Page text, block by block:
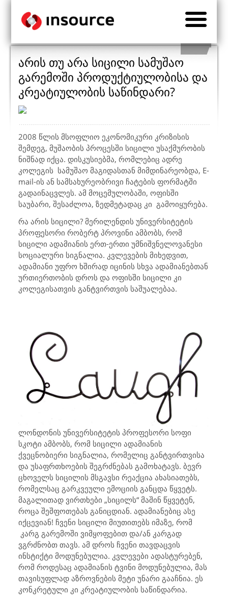
არის თუ არა სიცილი სამუშაო
გარემოში პროდუქტიულობისა და
კრეატიულობის საწინდარი?
2008 წლის მსოფლიო ეკონომიკური კრიზისის
შემდეგ, მუშაობის პროცესში სიცილი უსაქმურობის
ნიშნად იქცა. დისკუსიებმა, რომლებიც ადრე
კოლეგის სამუშაო მაგიდასთან მიმდინარეობდა, E-
mail-ის ან სამსახურეობრივი ჩატების ფორმატში
გადაინაცვლეს. ამ მოცემულობაში, ოფისში
საუბარი, შესაძლოა, ზედმეტადაც კი გამოიყურება.
რა არის სიცილი? მერილენდის უნივერსიტეტის
პროფესორი რობერტ პროვინი ამბობს, რომ
სიცილი ადამიანის ერთ-ერთი უმნიშვნელოვანესი
სოციალური სიგნალია. კვლევების მიხედვით,
ადამიანი უფრო ხშირად იცინის სხვა ადამიანებთან
ურთიერთობის დროს და ოფისში სიცილი კი
კოლეგისათვის განტვირთვის საშუალებაა.
ლონდონის უნივერსიტეტის პროფესორი სოფი
სკოტი ამბობს, რომ სიცილი ადამიანის
ქვეცნობიერი სიგნალია, რომელიც განტვირთვისა
და უსაფრთხოების შეგრძნებას გამოხატავს. ბევრ
ცხოველს სიცილის მსგავსი რეაქცია ახასიათებს,
რომელსაც გარკვეული ემოციის განცდა წყვეტს.
მაგალითად ვირთხები „სიცილს“ მაშინ წყვეტენ,
როცა შეშფოთებას განიცდიან. ადამიანებიც ასე
იქცევიან! ჩვენი სიცილი მიუთითებს იმაზე, რომ
კარგ გარემოში ვიმყოფებით და/ან კარგად
ვგრძნობთ თავს. ამ დროს ჩვენი თავდაცვის
ინსტიქტი მოდუნებულია. კვლევები ადასტურებენ,
რომ როდესაც ადამიანის ტვინი მოდუნებულია, მას
თავისუფლად აზროვნების მეტი უნარი გააჩნია. ეს
კონკრეტული კი კრეატიულობის საწინდარია.